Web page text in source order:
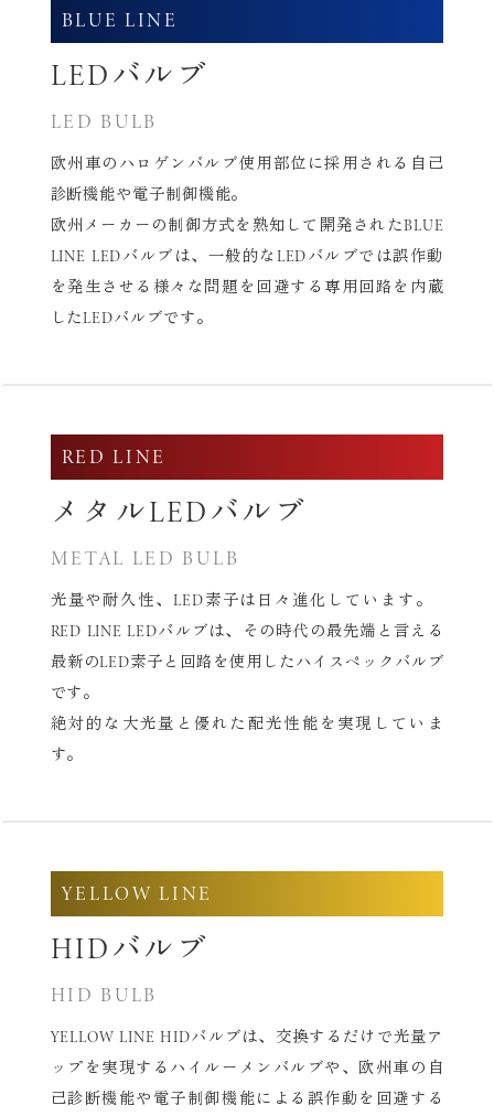
BLUE LINE
LEDバルブ
LED BULB
欧州車のハロゲンバルブ使用部位に採用される自己
診断機能や電子制御機能。
欧州メーカーの制御方式を熟知して開発されたBLUE
LINE LEDバルブは、 一般的なLEDバルブでは誤作動
を発生させる様々な問題を回避する専用回路を内蔵
したLEDバルブです。
RED LINE
メタルLEDバルブ
METAL LED BULB
光量や耐久性、LED素子は日々進化しています。
RED LINE LEDバルブは、その時代の最先端と言える
最新のLED素子と回路を使用したハイスペックバルブ
です。
絶対的な大光量と優れた配光性能を実現していま
す。
YELLOW LINE
HIDバルブ
HID BULB
YELLOW LINE HIDバルブは、交換するだけで光量ア
ップを実現する ハイルーメンバルブや、欧州車の自
己診断機能や電子制御機能による 誤作動を回避する